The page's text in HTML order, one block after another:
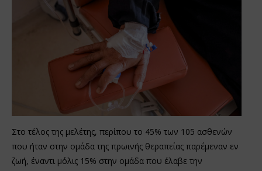
Στο τέλος της μελέτης, περίπου το 45% των 105 ασθενών
που ήταν στην ομάδα της πρωινής θεραπείας παρέμεναν εν
ζωή, έναντι μόλις 15% στην ομάδα που έλαβε την